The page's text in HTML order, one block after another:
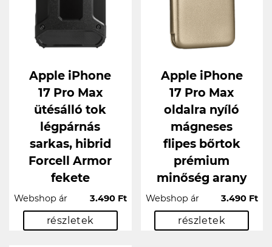
Apple iPhone
17 Pro Max
ütésálló tok
légpárnás
sarkas, hibrid
Forcell Armor
fekete
Webshop ár 3.490 Ft
részletek
Apple iPhone
17 Pro Max
oldalra nyíló
mágneses
flipes bőrtok
prémium
minőség arany
Webshop ár 3.490 Ft
részletek